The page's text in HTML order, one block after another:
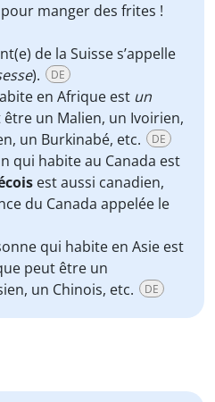
manger des frites !
de la Suisse s’appelle
). DE
en Afrique est un
être un Malien, un Ivoirien,
un Burkinabé, etc.
DE
qui habite au Canada est
est aussi canadien,
du Canada appelée le
qui habite en Asie est
peut être un
un Chinois, etc.
DE